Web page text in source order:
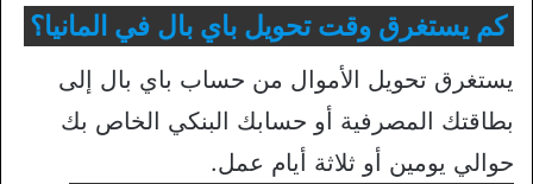
كم يستغرق وقت تحويل باي بال في المانيا؟
يستغرق تحويل الأموال من حساب باي بال إلى
بطاقتك المصرفية أو حسابك البنكي الخاص بك
حوالي يومين أو ثلاثة أيام عمل.